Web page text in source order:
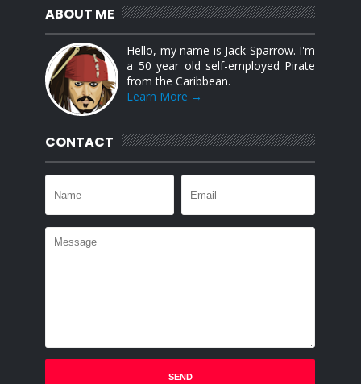
ABOUT ME
Hello, my name is Jack Sparrow. I'm
a 50 year old self-employed Pirate
from the Caribbean.
Learn More →
CONTACT